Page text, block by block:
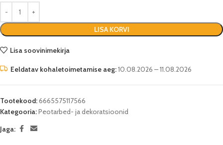
LISA KORVI
Lisa soovinimekirja
Eeldatav kohaletoimetamise aeg:10.08.2026 – 11.08.2026
Tootekood:6665575117566
Kategooria:Peotarbed- ja dekoratsioonid
Jaga: